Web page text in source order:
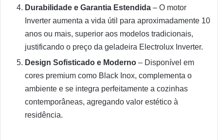
Durabilidade e Garantia Estendida – O motor
Inverter aumenta a vida útil para aproximadamente 10
anos ou mais, superior aos modelos tradicionais,
justificando o preço da geladeira Electrolux Inverter.
Design Sofisticado e Moderno – Disponível em
cores premium como Black Inox, complementa o
ambiente e se integra perfeitamente a cozinhas
contemporâneas, agregando valor estético à
residência.